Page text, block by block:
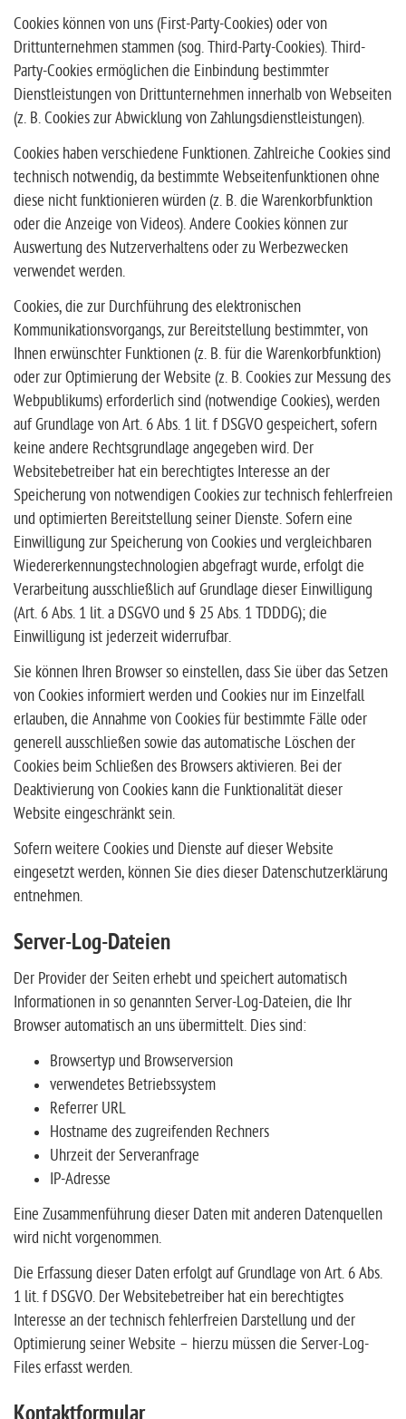
Cookies können von uns (First-Party-Cookies) oder von
Drittunternehmen stammen (sog. Third-Party-Cookies). Third-
Party-Cookies ermöglichen die Einbindung bestimmter
Dienstleistungen von Drittunternehmen innerhalb von Webseiten
(z. B. Cookies zur Abwicklung von Zahlungsdienstleistungen).
Cookies haben verschiedene Funktionen. Zahlreiche Cookies sind
technisch notwendig, da bestimmte Webseitenfunktionen ohne
diese nicht funktionieren würden (z. B. die Warenkorbfunktion
oder die Anzeige von Videos). Andere Cookies können zur
Auswertung des Nutzerverhaltens oder zu Werbezwecken
verwendet werden.
Cookies, die zur Durchführung des elektronischen
Kommunikationsvorgangs, zur Bereitstellung bestimmter, von
Ihnen erwünschter Funktionen (z. B. für die Warenkorbfunktion)
oder zur Optimierung der Website (z. B. Cookies zur Messung des
Webpublikums) erforderlich sind (notwendige Cookies), werden
auf Grundlage von Art. 6 Abs. 1 lit. f DSGVO gespeichert, sofern
keine andere Rechtsgrundlage angegeben wird. Der
Websitebetreiber hat ein berechtigtes Interesse an der
Speicherung von notwendigen Cookies zur technisch fehlerfreien
und optimierten Bereitstellung seiner Dienste. Sofern eine
Einwilligung zur Speicherung von Cookies und vergleichbaren
Wiedererkennungstechnologien abgefragt wurde, erfolgt die
Verarbeitung ausschließlich auf Grundlage dieser Einwilligung
(Art. 6 Abs. 1 lit. a DSGVO und § 25 Abs. 1 TDDDG); die
Einwilligung ist jederzeit widerrufbar.
Sie können Ihren Browser so einstellen, dass Sie über das Setzen
von Cookies informiert werden und Cookies nur im Einzelfall
erlauben, die Annahme von Cookies für bestimmte Fälle oder
generell ausschließen sowie das automatische Löschen der
Cookies beim Schließen des Browsers aktivieren. Bei der
Deaktivierung von Cookies kann die Funktionalität dieser
Website eingeschränkt sein.
Sofern weitere Cookies und Dienste auf dieser Website
eingesetzt werden, können Sie dies dieser Datenschutzerklärung
entnehmen.
Server-Log-Dateien
Der Provider der Seiten erhebt und speichert automatisch
Informationen in so genannten Server-Log-Dateien, die Ihr
Browser automatisch an uns übermittelt. Dies sind:
Browsertyp und Browserversion
verwendetes Betriebssystem
Referrer URL
Hostname des zugreifenden Rechners
Uhrzeit der Serveranfrage
IP-Adresse
Eine Zusammenführung dieser Daten mit anderen Datenquellen
wird nicht vorgenommen.
Die Erfassung dieser Daten erfolgt auf Grundlage von Art. 6 Abs.
1 lit. f DSGVO. Der Websitebetreiber hat ein berechtigtes
Interesse an der technisch fehlerfreien Darstellung und der
Optimierung seiner Website – hierzu müssen die Server-Log-
Files erfasst werden.